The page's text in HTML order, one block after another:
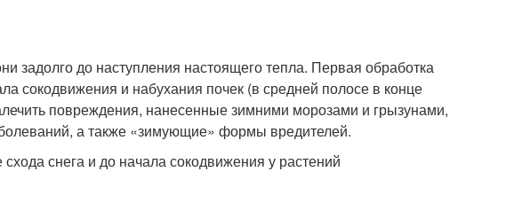
задолго до наступления настоящего тепла. Первая обработка
сокодвижения и набухания почек (в средней полосе в конце
повреждения, нанесенные зимними морозами и грызунами,
а также «зимующие» формы вредителей.
снега и до начала сокодвижения у растений